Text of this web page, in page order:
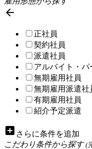

正社員
契約社員
派遣社員
アルバイト・パ
無期雇用社員
無期雇用派遣社
有期雇用社員
紹介予定派遣
add_box さらに条件を追加
こだわり条件から探す(